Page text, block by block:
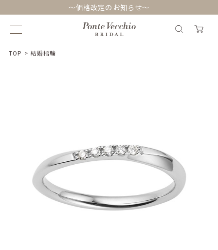
～価格改定のお知らせ～
TOP > 結婚指輪